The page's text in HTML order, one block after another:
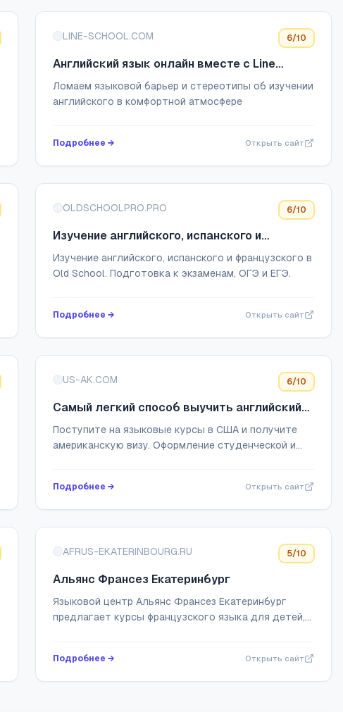
LINE-SCHOOL.COM 6/10
Английский язык онлайн вместе с Line
School
Ломаем языковой барьер и стереотипы об изучении
английского в комфортной атмосфере
Подробнее → Открыть сайт
OLDSCHOOLPRO.PRO 6/10
Изучение английского, испанского и
французского в Old School
Изучение английского, испанского и французского в
Old School. Подготовка к экзаменам, ОГЭ и ЕГЭ.
Подробнее → Открыть сайт
US-AK.COM 6/10
Самый легкий способ выучить английский
язык в США
Поступите на языковые курсы в США и получите
американскую визу. Оформление студенческой и
Подробнее → Открыть сайт
AFRUS-EKATERINBOURG.RU 5/10
Альянс Франсез Екатеринбург
Языковой центр Альянс Франсез Екатеринбург
предлагает курсы французского языка для детей,
Подробнее → Открыть сайт